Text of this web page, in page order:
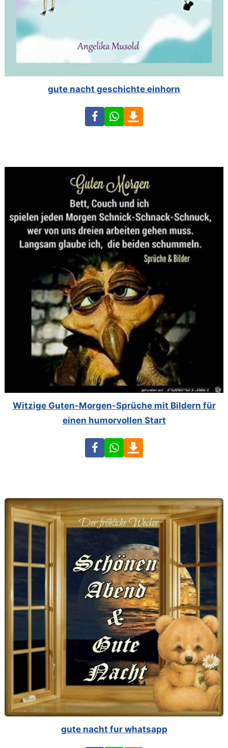
gute nacht geschichte einhorn
FacebookWhatsApp
Witzige Guten-Morgen-Sprüche mit Bildern für
einen humorvollen Start
FacebookWhatsApp
gute nacht fur whatsapp